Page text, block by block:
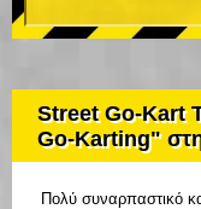
Street Go-Kart
Go-Karting"
Πολύ συναρπαστικό